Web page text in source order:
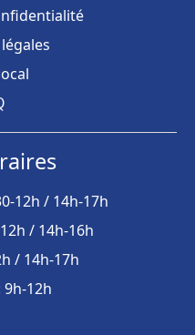
12h / 14h-17h
/ 14h-16h
/ 14h-17h
12h